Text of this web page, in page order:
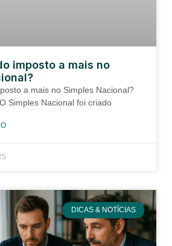
imposto a mais no
a mais no Simples Nacional?
Simples Nacional foi criado
DICAS & NOTÍCIAS